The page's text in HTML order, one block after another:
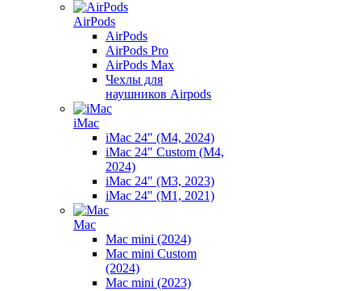
AirPods
AirPods
AirPods Pro
AirPods Max
Чехлы для
наушников Airpods
iMac
iMac 24" (M4, 2024)
iMac 24" Custom (M4,
2024)
iMac 24" (M3, 2023)
iMac 24" (M1, 2021)
Mac
Mac mini (2024)
Mac mini Custom
(2024)
Mac mini (2023)